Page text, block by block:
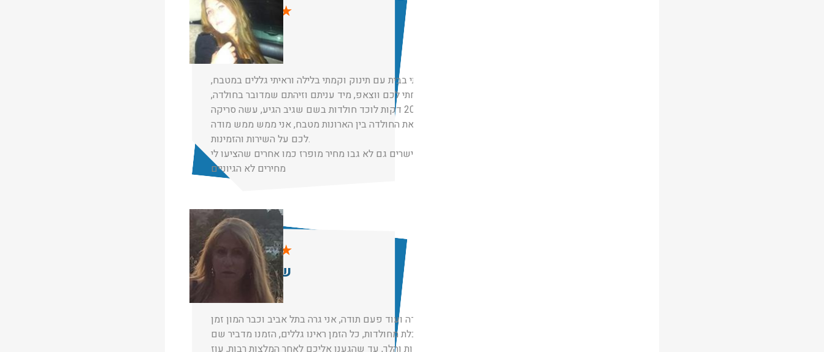
★★★
★
שרון סויסה
05/02/2020
הייתי בבית עם תינוק וקמתי בלילה וראיתי גללים במטבח,
שלחתי לכם ווצאפ, מיד עניתם וזיהתם שמדובר בחולדה,
אחרי 20 דקות לוכד חולדות בשם שגיב הגיע, עשה סריקה
ומצא את החולדה בין הארונות מטבח, אני ממש ממש מודה
לכם על השירות והזמינות.
אנשים ישרים גם לא גבו מחיר מופרז כמו אחרים שהציעו לי
מחירים לא הגיוניים
★ ★★★
שרה שם טוב
02/01/2020
תודה תודה ועוד פעם תודה, אני גרה בתל אביב וכבר המון זמן
סובלת מחולדות, כל הזמן ראינו גללים, הזמנו מדביר שם
מלכודות והלך, עד שהגענו אליכם לאחר המלצות רבות, עוז